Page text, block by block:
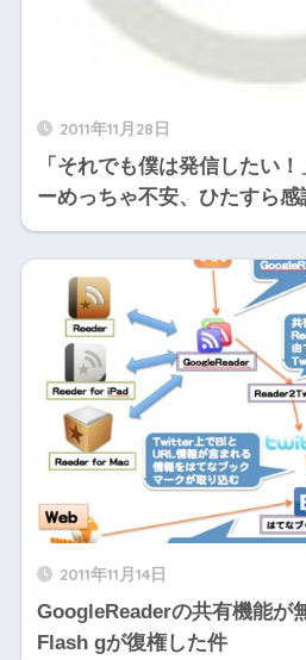
2011年11月28日
「それでも僕は発信したい！
ーめっちゃ不安、ひたすら感
2011年11月14日
GoogleReaderの共有機能が
Flash gが復権した件